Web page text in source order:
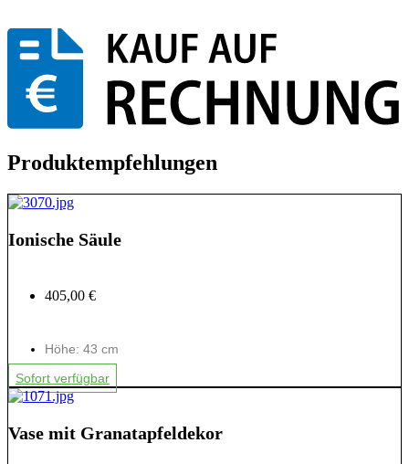
Produktempfehlungen
Ionische Säule
405,00 €
Höhe: 43 cm
Sofort verfügbar
Vase mit Granatapfeldekor